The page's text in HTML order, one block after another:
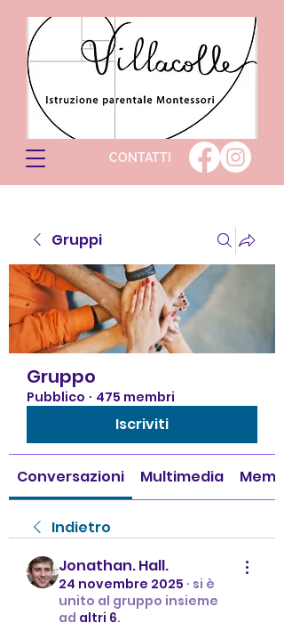
CONTATTI
Gruppi
Gruppo
Pubblico · 475 membri
Iscriviti
Conversazioni Multimedia
Indietro
Jonathan. Hall.
24 novembre 2025 · si è
unito al gruppo insieme
ad altri 6.